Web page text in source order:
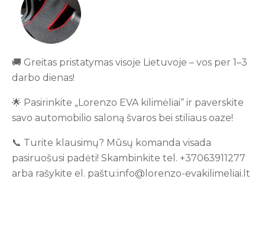
🚚 Greitas pristatymas visoje Lietuvoje – vos per 1–3
darbo dienas!
🌟 Pasirinkite „Lorenzo EVA kilimėliai“ ir paverskite
savo automobilio saloną švaros bei stiliaus oaze!
📞 Turite klausimų? Mūsų komanda visada
pasiruošusi padėti! Skambinkite tel. +37063911277
arba rašykite el. paštu:info@lorenzo-evakilimeliai.lt